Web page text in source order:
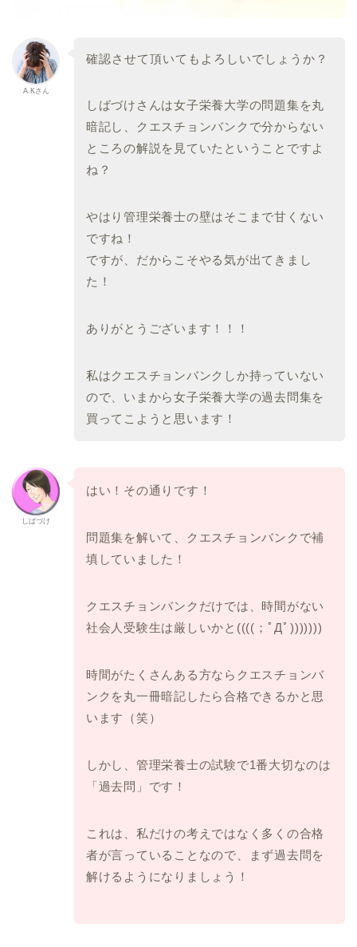
A.Kさん
確認させて頂いてもよろしいでしょうか？
しばづけさんは女子栄養大学の問題集を丸
暗記し、クエスチョンバンクで分からない
ところの解説を見ていたということですよ
ね？
やはり管理栄養士の壁はそこまで甘くない
ですね！
ですが、だからこそやる気が出てきまし
た！
ありがとうございます！！！
私はクエスチョンバンクしか持っていない
ので、いまから女子栄養大学の過去問集を
買ってこようと思います！
しばづけ
はい！その通りです！
問題集を解いて、クエスチョンバンクで補
填していました！
クエスチョンバンクだけでは、 時間がない
社会人受験生は厳しいかと((((；ﾟДﾟ)))))))
時間がたくさんある方ならクエスチョンバ
ンクを丸一冊暗記したら合格できるかと思
います（笑）
しかし、管理栄養士の試験で1番大切なのは
「過去問」です！
これは、私だけの考えではなく多くの合格
者が言っていることなので、
まず過去問を
解けるようになりましょう！